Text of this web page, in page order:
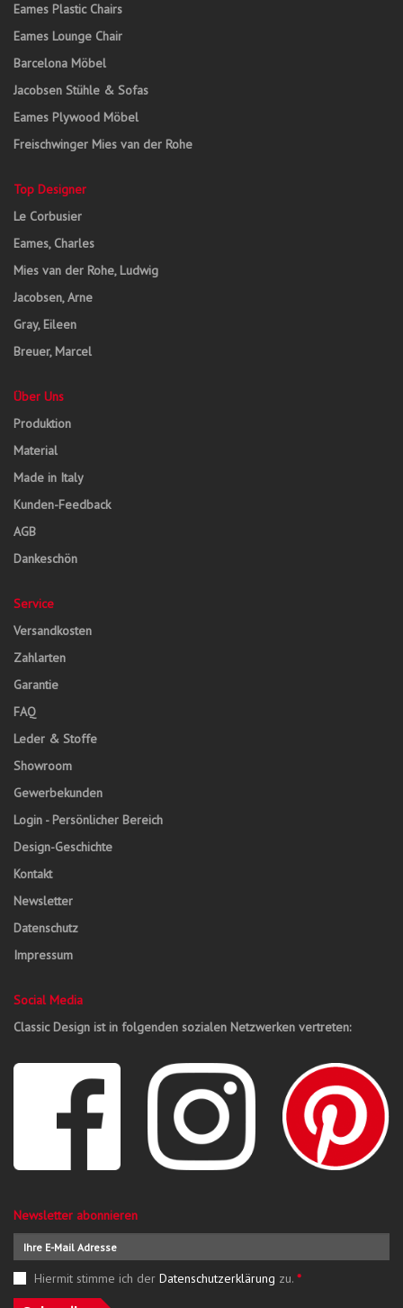
Eames Plastic Chairs
Eames Lounge Chair
Barcelona Möbel
Jacobsen Stühle & Sofas
Eames Plywood Möbel
Freischwinger Mies van der Rohe
Top Designer
Le Corbusier
Eames, Charles
Mies van der Rohe, Ludwig
Jacobsen, Arne
Gray, Eileen
Breuer, Marcel
Über Uns
Produktion
Material
Made in Italy
Kunden-Feedback
AGB
Dankeschön
Service
Versandkosten
Zahlarten
Garantie
FAQ
Leder & Stoffe
Showroom
Gewerbekunden
Login - Persönlicher Bereich
Design-Geschichte
Kontakt
Newsletter
Datenschutz
Impressum
Social Media
Classic Design ist in folgenden sozialen Netzwerken vertreten:
Newsletter abonnieren
Hiermit stimme ich der Datenschutzerklärung zu. *